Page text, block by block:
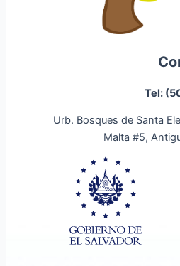
Tel:
Urb. Bosques de Santa
Malta #5,